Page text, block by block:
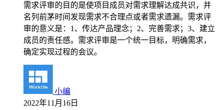
需求评审的目的是使项目成员对需求理解达成共识，并
名列前茅时间发现需求不合理点或者需求遗漏。需求评
审的意义是：1、传达产品理念；2、完善需求；3、建立
成员的责任感。需求评审是一个统一目标，明确需求，
确定实现过程的会议。
小编
2022年11月16日